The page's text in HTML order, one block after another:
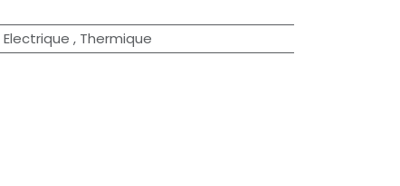
Electrique , Thermique